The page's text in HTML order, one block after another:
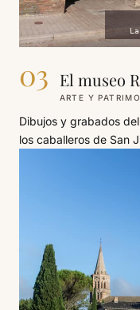
03
ARTE Y
El museo
Dibujos y grabados
los caballeros de San